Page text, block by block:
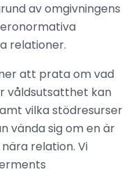
av omgivningens
relationer.
att prata om vad
våldsutsatthet kan
vilka stödresurser
vända sig om en är
relation. Vi